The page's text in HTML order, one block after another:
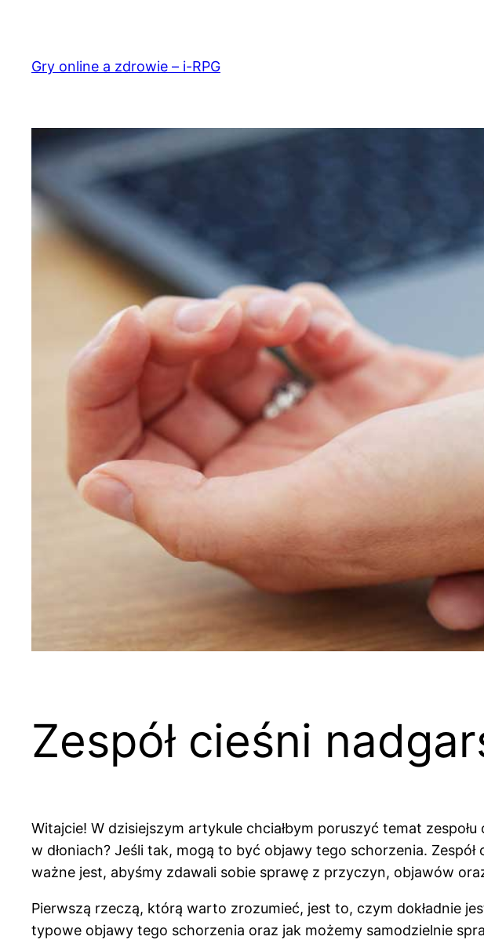
treściGry online a zdrowie – i-RPG
Zespół cieśni
Witajcie! W dzisiejszym artykule chciałbym poruszyć temat
w dłoniach? Jeśli tak, mogą to być objawy tego schorzenia.
ważne jest, abyśmy zdawali sobie sprawę z przyczyn, objawów
Pierwszą rzeczą, którą warto zrozumieć, jest to, czym dokładnie
typowe objawy tego schorzenia oraz jak możemy samodzielnie